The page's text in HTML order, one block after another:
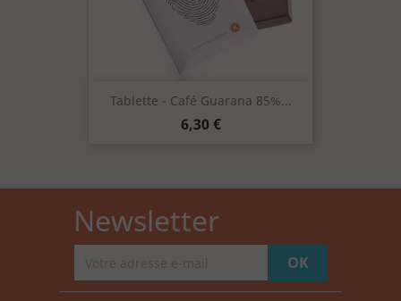
Tablette - Café Guarana 85%...
Prix
6,30 €
Newsletter